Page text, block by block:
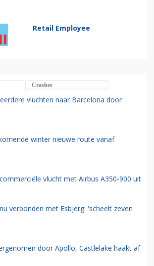
Retail Employee
Crashes
vluchten naar Barcelona door
winter nieuwe route vanaf
vlucht met Airbus A350-900 uit
verbonden met Esbjerg: 'scheelt zeven
door Apollo, Castlelake haakt af